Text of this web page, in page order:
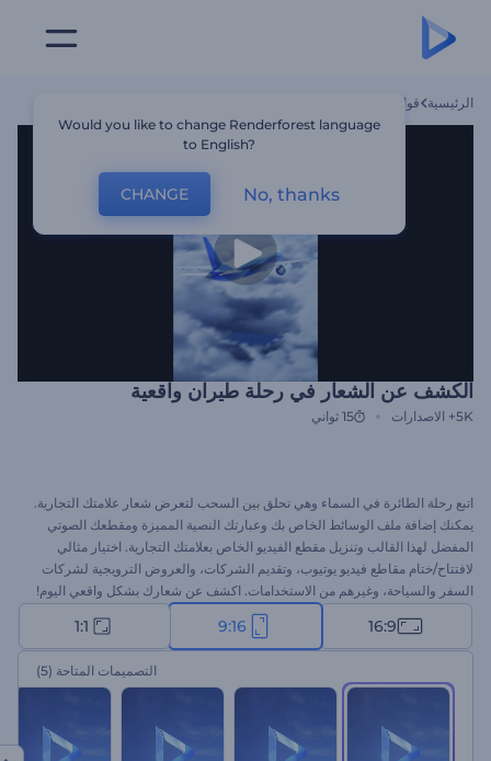
الرئيسية قوالب
الكشف عن الشعار في رحلة طيران واقعية
5K+ الاصدارات 15 ثواني
اتبع رحلة الطائرة في السماء وهي تحلق بين السحب لتعرض شعار علامتك التجارية.
يمكنك إضافة ملف الوسائط الخاص بك وعبارتك النصية المميزة ومقطعك الصوتي
المفضل لهذا القالب وتنزيل مقطع الفيديو الخاص بعلامتك التجارية. اختيار مثالي
لافتتاح/ختام مقاطع فيديو يوتيوب، وتقديم الشركات، والعروض الترويجية لشركات
السفر والسياحة، وغيرهم من الاستخدامات. اكشف عن شعارك بشكل واقعي اليوم!
16:9
9:16
1:1
التصميمات المتاحة (5)
Would you like to change Renderforest language
to English?
CHANGE No, thanks